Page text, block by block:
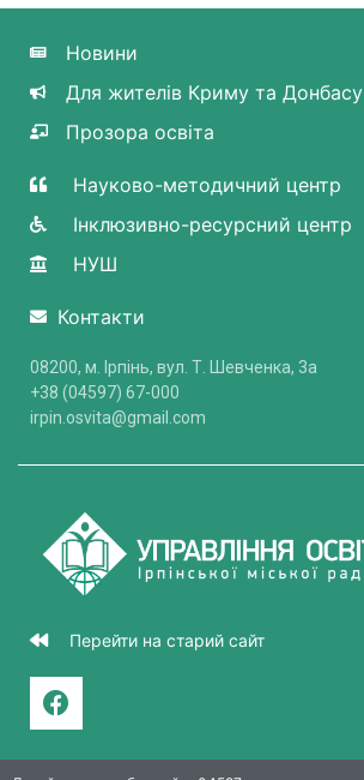
Новини
Для жителів Криму та Донбасу
Прозора освіта
Науково-методичний центр
Інклюзивно-ресурсний центр
НУШ
Контакти
08200, м. Ірпінь, вул. Т. Шевченка, 3a
+38 (04597) 67-000
irpin.osvita@gmail.com
Перейти на старий сайт